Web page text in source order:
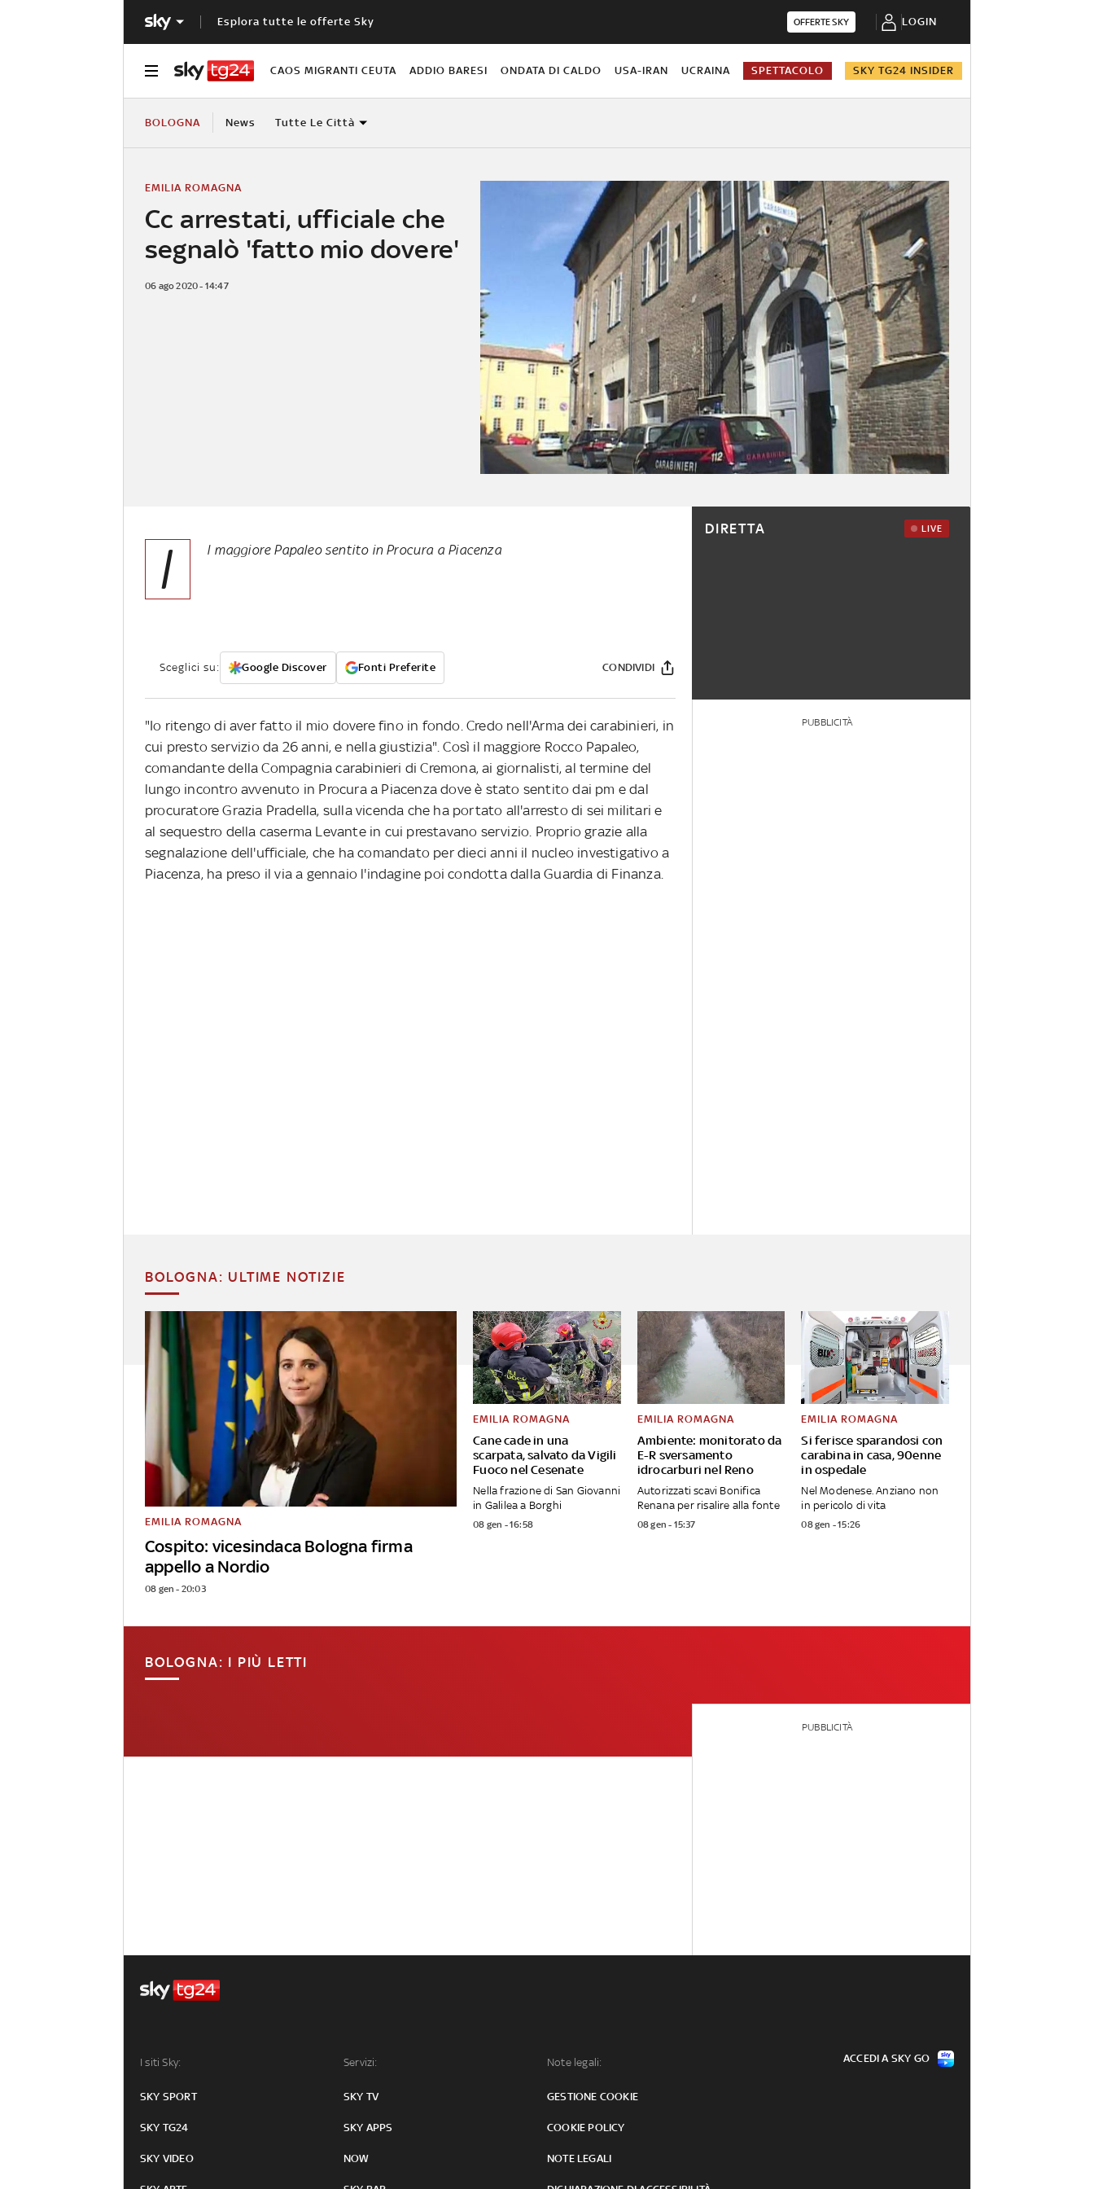
Esplora tutte le offerte Sky OFFERTE SKY LOGIN
CAOS MIGRANTI CEUTA ADDIO BARESI ONDATA DI CALDO USA-IRAN UCRAINA SPETTACOLO SKY TG24 INSIDER
BOLOGNA News Tutte Le Città
Cc arrestati, ufficiale che
segnalò 'fatto mio dovere'
EMILIA ROMAGNA
06 ago 2020 - 14:47
I l maggiore Papaleo sentito in Procura a Piacenza
Sceglici su: Google Discover Fonti Preferite CONDIVIDI
"Io ritengo di aver fatto il mio dovere fino in fondo. Credo nell'Arma dei carabinieri, in
cui presto servizio da 26 anni, e nella giustizia". Così il maggiore Rocco Papaleo,
comandante della Compagnia carabinieri di Cremona, ai giornalisti, al termine del
lungo incontro avvenuto in Procura a Piacenza dove è stato sentito dai pm e dal
procuratore Grazia Pradella, sulla vicenda che ha portato all'arresto di sei militari e
al sequestro della caserma Levante in cui prestavano servizio. Proprio grazie alla
segnalazione dell'ufficiale, che ha comandato per dieci anni il nucleo investigativo a
Piacenza, ha preso il via a gennaio l'indagine poi condotta dalla Guardia di Finanza.
DIRETTA LIVE
PUBBLICITÀ
BOLOGNA: ULTIME NOTIZIE
Cospito: vicesindaca Bologna firma
appello a Nordio
EMILIA ROMAGNA
08 gen - 20:03
Cane cade in una
scarpata, salvato da Vigili
Fuoco nel Cesenate
EMILIA ROMAGNA
Nella frazione di San Giovanni
in Galilea a Borghi
08 gen - 16:58
Ambiente: monitorato da
E-R sversamento
idrocarburi nel Reno
EMILIA ROMAGNA
Autorizzati scavi Bonifica
Renana per risalire alla fonte
08 gen - 15:37
Si ferisce sparandosi con
carabina in casa, 90enne
in ospedale
EMILIA ROMAGNA
Nel Modenese. Anziano non
in pericolo di vita
08 gen - 15:26
BOLOGNA: I PIÙ LETTI
PUBBLICITÀ
I siti Sky:
SKY SPORT
SKY TG24
SKY VIDEO
Servizi:
SKY TV
SKY APPS
NOW
Note legali:
GESTIONE COOKIE
COOKIE POLICY
NOTE LEGALI
ACCEDI A SKY GO